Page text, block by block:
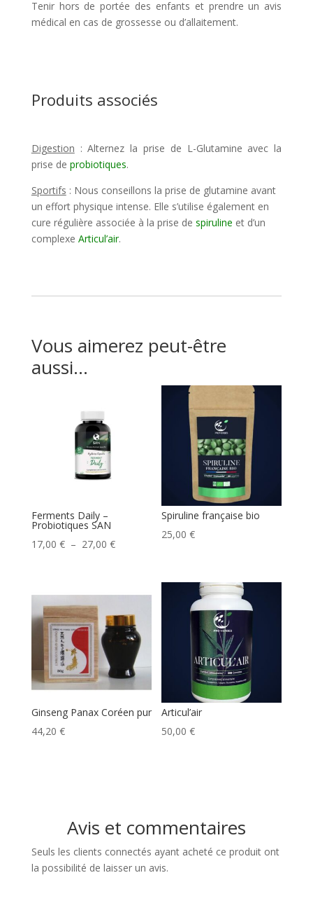
Tenir hors de portée des enfants et prendre un avis
médical en cas de grossesse ou d’allaitement.
Produits associés
Digestion : Alternez la prise de L-Glutamine avec la
prise de probiotiques.
Sportifs : Nous conseillons la prise de glutamine avant
un effort physique intense. Elle s’utilise également en
cure régulière associée à la prise de spiruline et d’un
complexe Articul’air.
Vous aimerez peut-être
aussi…
Ferments Daily –
Probiotiques SAN
17,00 € – 27,00 €Plage
17,00 €
à
27,00 €
Spiruline française bio
25,00€
Ginseng Panax Coréen pur
44,20 €
Articul’air
50,00€
Avis et commentaires
Seuls les clients connectés ayant acheté ce produit ont
la possibilité de laisser un avis.